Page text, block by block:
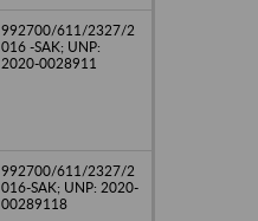
992700/611/2327/2
016 -SAK; UNP:
2020-0028911
992700/611/2327/2
016-SAK; UNP: 2020-
00289118